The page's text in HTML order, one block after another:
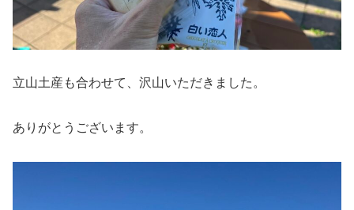
立山土産も合わせて、沢山いただきました。
ありがとうございます。